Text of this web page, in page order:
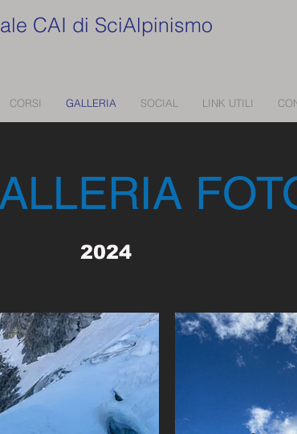
CAI di SciAlpinismo
CORSI GALLERIA SOCIAL LINK UTILI
2024